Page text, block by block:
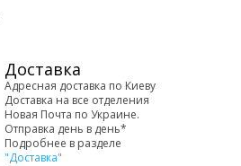
Доставка
Адресная доставка по Киеву
Доставка на все отделения
Новая Почта по Украине.
Отправка день в день*
Подробнее в разделе
"Доставка"